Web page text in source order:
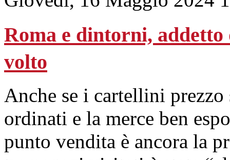
Roma e dintorni, addetto
volto
Anche se i cartellini
ordinati e la merce ben
punto vendita è ancora la